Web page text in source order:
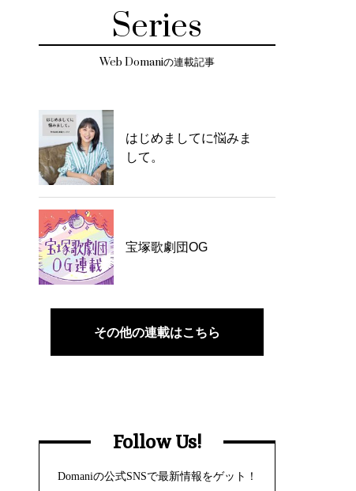
Series
Web Domaniの連載記事
はじめましてに悩みま
して。
宝塚歌劇団OG
その他の連載はこちら
Follow Us!
Domaniの公式SNSで最新情報をゲット！